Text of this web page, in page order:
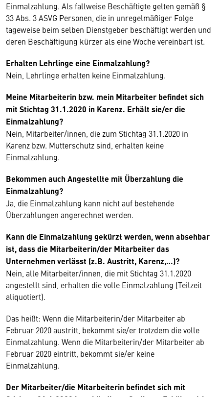
Einmalzahlung. Als fallweise Beschäftigte gelten gemäß §
33 Abs. 3 ASVG Personen, die in unregelmäßiger Folge
tageweise beim selben Dienstgeber beschäftigt werden und
deren Beschäftigung kürzer als eine Woche vereinbart ist.
Erhalten Lehrlinge eine Einmalzahlung?
Nein, Lehrlinge erhalten keine Einmalzahlung.
Meine Mitarbeiterin bzw. mein Mitarbeiter befindet sich
mit Stichtag 31.1.2020 in Karenz. Erhält sie/er die
Einmalzahlung?
Nein, Mitarbeiter/innen, die zum Stichtag 31.1.2020 in
Karenz bzw. Mutterschutz sind, erhalten keine
Einmalzahlung.
Bekommen auch Angestellte mit Überzahlung die
Einmalzahlung?
Ja, die Einmalzahlung kann nicht auf bestehende
Überzahlungen angerechnet werden.
Kann die Einmalzahlung gekürzt werden, wenn absehbar
ist, dass die Mitarbeiterin/der Mitarbeiter das
Unternehmen verlässt (z.B. Austritt, Karenz,…)?
Nein, alle Mitarbeiter/innen, die mit Stichtag 31.1.2020
angestellt sind, erhalten die volle Einmalzahlung (Teilzeit
aliquotiert).
Das heißt: Wenn die Mitarbeiterin/der Mitarbeiter ab
Februar 2020 austritt, bekommt sie/er trotzdem die volle
Einmalzahlung. Wenn die Mitarbeiterin/der Mitarbeiter ab
Februar 2020 eintritt, bekommt sie/er keine
Einmalzahlung.
Der Mitarbeiter/die Mitarbeiterin befindet sich mit